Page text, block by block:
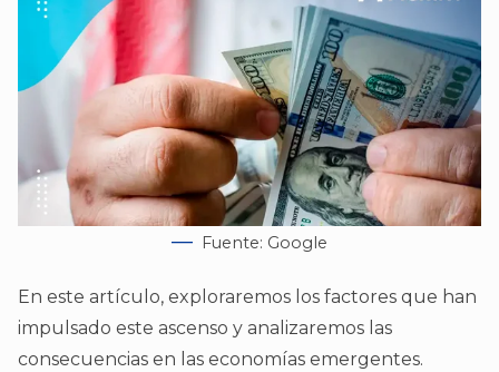
Fuente: Google
En este artículo, exploraremos los factores que han
impulsado este ascenso y analizaremos las
consecuencias en las economías emergentes.